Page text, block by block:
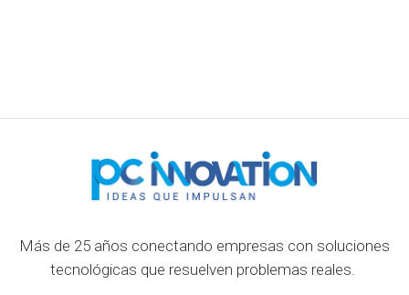
Más de 25 años conectando empresas con soluciones
tecnológicas que resuelven problemas reales.